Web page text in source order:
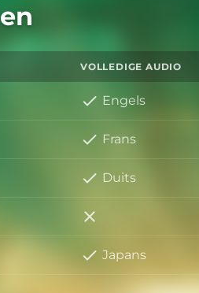
VOLLEDIGE AUDIO
Engels
Frans
Duits
Italiaans
Japans